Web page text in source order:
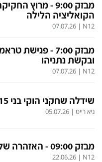
פוליטי
מילה ביום
כלכלה
מונדיאל
English Edition
תרבות
מבזק 9:00 - מרוץ
הקואליציה הלילה
N12
|
07.07.26
מבזק 7:00 - פגישת
ובקשת נתניהו
N12
|
07.07.26
שידלה שחקני הוקי בני 15 למגע מיני
גיא רייט |
05.07.26
מבזק 09:00 - האזהרה של הרמטכ"ל
N12
|
22.06.26